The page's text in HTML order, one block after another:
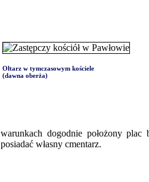
Ołtarz w tymczasowym kościele
(dawna oberża)
warunkach dogodnie położony plac
posiadać własny cmentarz.